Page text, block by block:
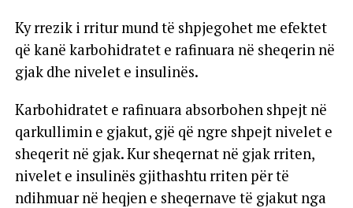
Ky rrezik i rritur mund të shpjegohet me efektet
që kanë karbohidratet e rafinuara në sheqerin në
gjak dhe nivelet e insulinës.
Karbohidratet e rafinuara absorbohen shpejt në
qarkullimin e gjakut, gjë që ngre shpejt nivelet e
sheqerit në gjak. Kur sheqernat në gjak rriten,
nivelet e insulinës gjithashtu rriten për të
ndihmuar në heqjen e sheqernave të gjakut nga